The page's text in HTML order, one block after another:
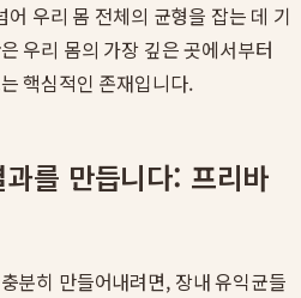
우리 몸 전체의 균형을 잡는 데 기
은 우리 몸의 가장 깊은 곳에서부터
핵심적인 존재입니다.
를 만듭니다: 프리바
분히 만들어내려면, 장내 유익균들